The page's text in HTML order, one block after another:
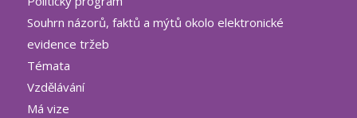
Souhrn názorů, faktů a mýtů okolo elektronické
evidence tržeb
Témata
Vzdělávání
Má vize